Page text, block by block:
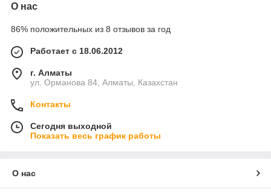
О нас
86% положительных из 8 отзывов за год
Работает с 18.06.2012
г. Алматы
ул. Орманова 84, Алматы, Казахстан
Контакты
Сегодня выходной
Показать весь график работы
О нас